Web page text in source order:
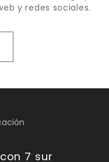
y redes sociales.
7 sur